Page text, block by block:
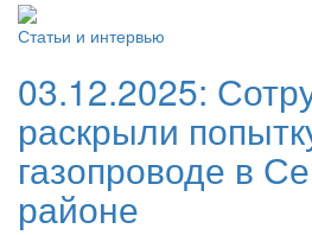
Статьи и интервью
03.12.2025:
раскрыли
газопроводе в
районе